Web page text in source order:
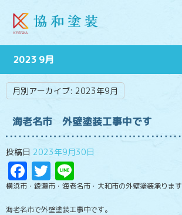
2023 9月
月別アーカイブ: 2023年9月
海老名市 外壁塗装工事中です
投稿日 2023年9月30日
Facebook
Twitter
横浜市・綾瀬市・海老名市・大和市の外壁塗装承ります
海老名市で外壁塗装工事中です。